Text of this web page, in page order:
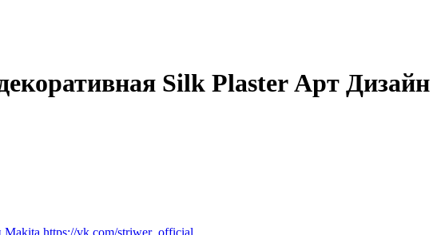
Silk Plaster Арт Дизайн
https://vk.com/striwer_official